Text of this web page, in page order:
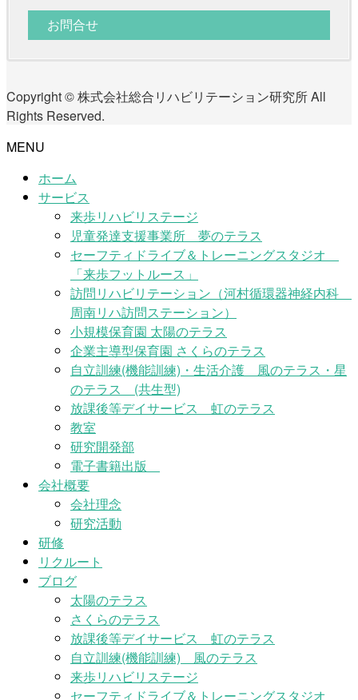
お問合せ
Copyright © 株式会社総合リハビリテーション研究所 All
Rights Reserved.
MENU
ホーム
サービス
来歩リハビリステージ
児童発達支援事業所 夢のテラス
セーフティドライブ＆トレーニングスタジオ
「来歩フットルース」
訪問リハビリテーション（河村循環器神経内科
周南リハ訪問ステーション）
小規模保育園 太陽のテラス
企業主導型保育園 さくらのテラス
自立訓練(機能訓練)・生活介護 風のテラス・星
のテラス (共生型)
放課後等デイサービス 虹のテラス
教室
研究開発部
電子書籍出版
会社概要
会社理念
研究活動
研修
リクルート
ブログ
太陽のテラス
さくらのテラス
放課後等デイサービス 虹のテラス
自立訓練(機能訓練) 風のテラス
来歩リハビリステージ
セーフティドライブ＆トレーニングスタジオ